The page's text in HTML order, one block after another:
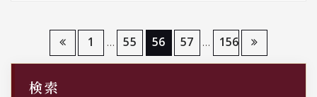
稿
1 … 55 56 57 … 156
検索